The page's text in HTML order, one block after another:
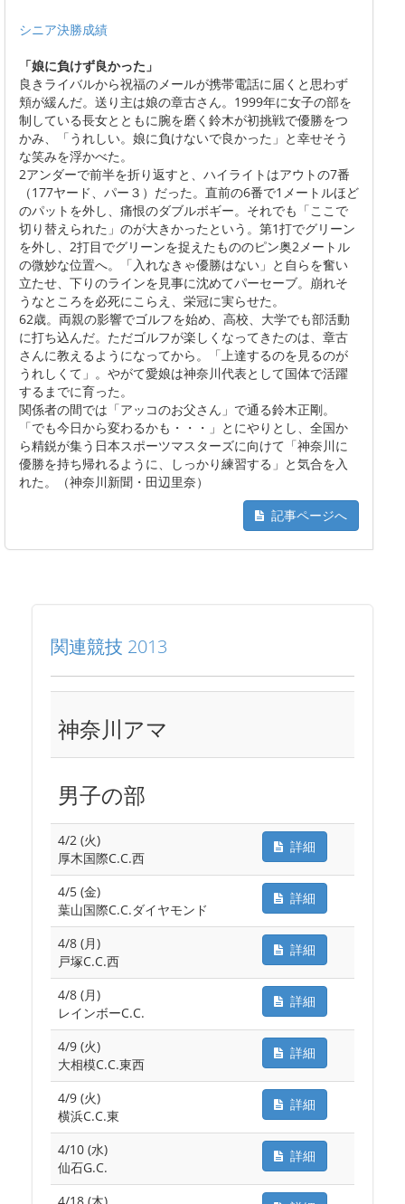
シニア決勝成績
「娘に負けず良かった」
良きライバルから祝福のメールが携帯電話に届くと思わず
頬が緩んだ。送り主は娘の章古さん。1999年に女子の部を
制している長女とともに腕を磨く鈴木が初挑戦で優勝をつ
かみ、「うれしい。娘に負けないで良かった」と幸せそう
な笑みを浮かべた。
2アンダーで前半を折り返すと、ハイライトはアウトの7番
（177ヤード、パー３）だった。直前の6番で1メートルほど
のパットを外し、痛恨のダブルボギー。それでも「ここで
切り替えられた」のが大きかったという。第1打でグリーン
を外し、2打目でグリーンを捉えたもののピン奥2メートル
の微妙な位置へ。「入れなきゃ優勝はない」と自らを奮い
立たせ、下りのラインを見事に沈めてパーセーブ。崩れそ
うなところを必死にこらえ、栄冠に実らせた。
62歳。両親の影響でゴルフを始め、高校、大学でも部活動
に打ち込んだ。ただゴルフが楽しくなってきたのは、章古
さんに教えるようになってから。「上達するのを見るのが
うれしくて」。やがて愛娘は神奈川代表として国体で活躍
するまでに育った。
関係者の間では「アッコのお父さん」で通る鈴木正剛。
「でも今日から変わるかも・・・」とにやりとし、全国か
ら精鋭が集う日本スポーツマスターズに向けて「神奈川に
優勝を持ち帰れるように、しっかり練習する」と気合を入
れた。（神奈川新聞・田辺里奈）
記事ページへ
関連競技 2013
神奈川アマ
男子の部
4/2 (火)
厚木国際C.C.西
詳細
4/5 (金)
葉山国際C.C.ダイヤモンド
詳細
4/8 (月)
戸塚C.C.西
詳細
4/8 (月)
レインボーC.C.
詳細
4/9 (火)
大相模C.C.東西
詳細
4/9 (火)
横浜C.C.東
詳細
4/10 (水)
仙石G.C.
詳細